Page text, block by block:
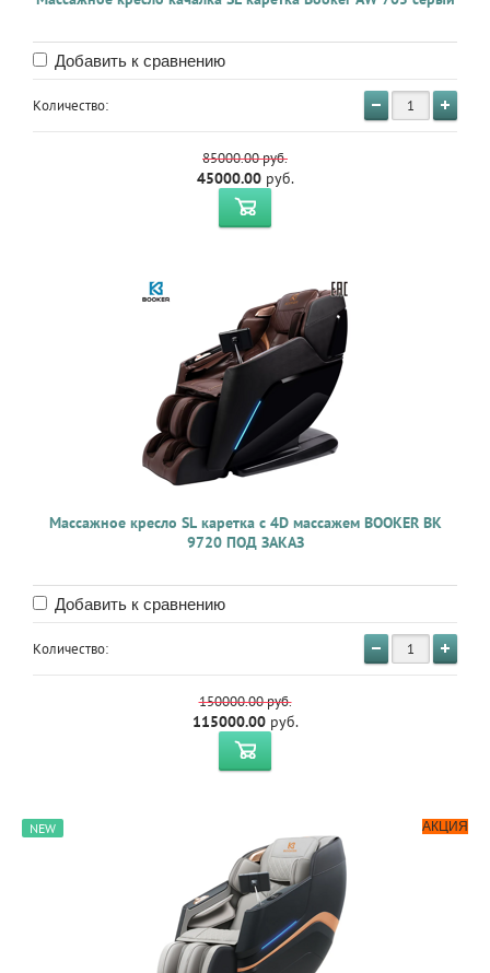
Добавить к сравнению
Количество:
85000.00руб.
45000.00руб.
Массажное кресло SL каретка с 4D массажем BOOKER BK
9720 ПОД ЗАКАЗ
Добавить к сравнению
Количество:
150000.00руб.
115000.00руб.
NEW АКЦИЯ